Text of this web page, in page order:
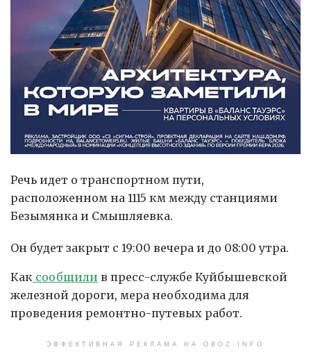
Речь идет о транспортном пути,
расположенном на 1115 км между станциями
Безымянка и Смышляевка.
Он будет закрыт с 19:00 вечера и до 08:00 утра.
Как сообщили в пресс-службе Куйбышевской
железной дороги, мера необходима для
проведения ремонтно-путевых работ.
ЭФФЕКТИВНАЯ РЕКЛАМА НА OBOZ.INFO